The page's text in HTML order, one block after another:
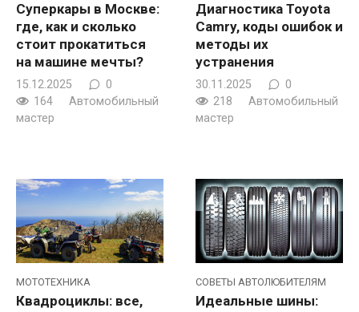
Суперкары в Москве:
где, как и сколько
стоит прокатиться
на машине мечты?
15.12.2025
0
164
Автомобильный
мастер
Диагностика Toyota
Camry, коды ошибок и
методы их
устранения
30.11.2025
0
218
Автомобильный
мастер
МОТОТЕХНИКА
Квадроциклы: все,
CОВЕТЫ АВТОЛЮБИТЕЛЯМ
Идеальные шины: